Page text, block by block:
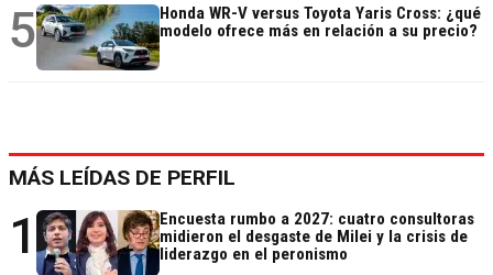
5
Honda WR-V versus Toyota Yaris Cross: ¿qué
modelo ofrece más en relación a su precio?
MÁS LEÍDAS DE PERFIL
1
Encuesta rumbo a 2027: cuatro consultoras
midieron el desgaste de Milei y la crisis de
liderazgo en el peronismo